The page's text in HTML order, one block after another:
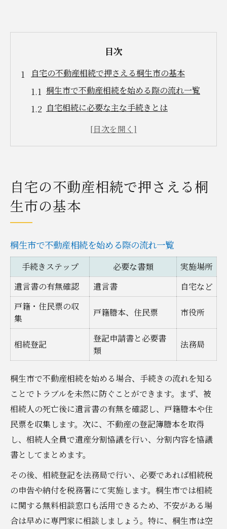
目次
自宅の不動産相続で押さえる桐生市の基本
桐生市で不動産相続を始める際の流れ一覧
自宅相続に必要な主な手続きとは
不動産相続のポイントを桐生市で学ぶ
助成金制度と不動産相続の活用比較表
不動産相続に役立つ桐生市の補助金情報
桐生市の助成金で空き家相続を有利に
不動産相続対策に助成金を組み合わせる方
法
相続税の有無を見極める桐生市での方法
相続税申告要否の判断基準早見表
桐生市で不動産相続税が不要なケース
基礎控除額を計算するポイント
相続税対策の最新情報を桐生市で知る
小規模宅地の特例を活かすテクニック
空き家管理と不動産相続の悩みを解決する
桐生市における空き家管理方法の比較
不動産相続後の空き家対策を考える
空き家のリスクと管理のポイント
桐生市で活用できる空き家助成金の実情
空き家相続で困った時の解決アプローチ
無料相談窓口を使った安心の不動産相続術
桐生市の無料相談窓口比較一覧
自宅の不動産相続で押さえる桐
生市の基本
桐生市で不動産相続を始める際の流れ一覧
手続きステップ 必要な書類
実施場所
遺言書の有無確認
遺言書
自宅など
戸籍・住民票の収
集
戸籍謄本、住民票 市役所
相続登記
登記申請書と必要書
類
法務局
桐生市で不動産相続を始める場合、手続きの流れを知る
ことでトラブルを未然に防ぐことができます。まず、被
相続人の死亡後に遺言書の有無を確認し、戸籍謄本や住
民票を収集します。次に、不動産の登記簿謄本を取得
し、相続人全員で遺産分割協議を行い、分割内容を協議
書としてまとめます。
その後、相続登記を法務局で行い、必要であれば相続税
の申告や納付を税務署にて実施します。桐生市では相続
に関する無料相談窓口も活用できるため、不安がある場
合は早めに専門家に相談しましょう。特に、桐生市は空